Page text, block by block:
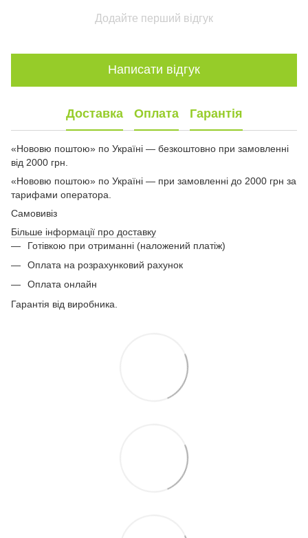
Додайте перший відгук
Написати відгук
Доставка Оплата Гарантія
«Нововю поштою» по Україні — безкоштовно при замовленні
від 2000 грн.
«Нововю поштою» по Україні — при замовленні до 2000 грн за
тарифами оператора.
Самовивіз
Більше інформації про доставку
Готівкою при отриманні (наложений платіж)
Оплата на розрахунковий рахунок
Оплата онлайн
Гарантія від виробника.